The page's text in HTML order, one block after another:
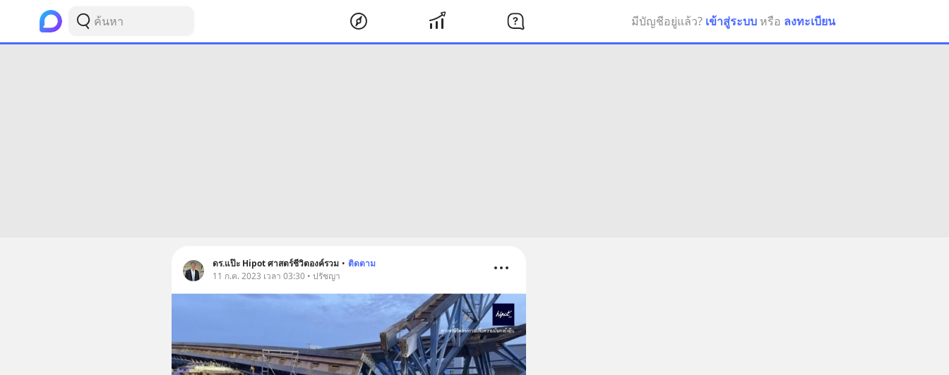
มีบัญชีอยู่แล้ว? เข้าสู่ระบบ หรือ ลงทะเบียน
ดร.แป๊ะ Hipot ศาสตร์ชีวิตองค์รวม • ติดตาม
11 ก.ค. 2023 เวลา 03:30 • ปรัชญา